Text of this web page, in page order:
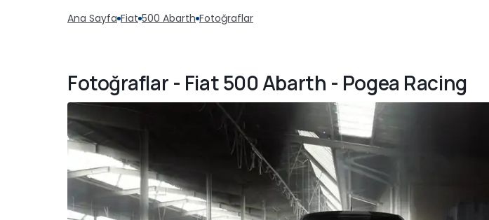
Ana Sayfa Fiat 500 Abarth Fotoğraflar
Fotoğraflar - Fiat 500 Abarth - Pogea Racing